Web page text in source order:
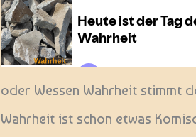
oder Wessen Wahrheit stimmt
Wahrheit ist schon etwas